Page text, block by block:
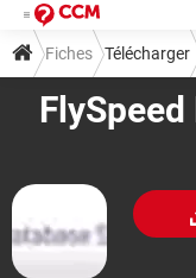
Fiches Télécharger